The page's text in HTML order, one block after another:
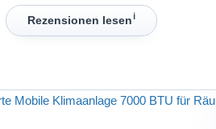
Rezensionen lesen ℹ︎